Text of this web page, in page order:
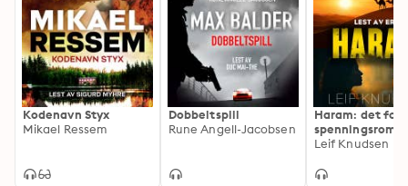
malstrøm av av dramatiske hendelser som virvler ham
inn i en desperat kamp for å redde dem han er mest
glad i og finne sannheten blant alle løgnene før han
selv blir trukket under.
Kodenavn Styx
Mikael Ressem
Dobbeltspill
Rune Angell-Jacobsen
Haram: det
Leif Knudsen